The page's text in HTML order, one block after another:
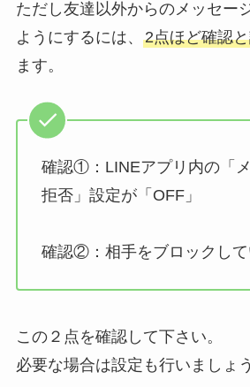
ただし友達以外からのメッセー
ようにするには、 2点ほど確認
ます。
確認①：LINEアプリ内の「
拒否」設定が「OFF」
確認②：相手をブロックし
この２点を確認して下さい。
必要な場合は設定も行いましょう